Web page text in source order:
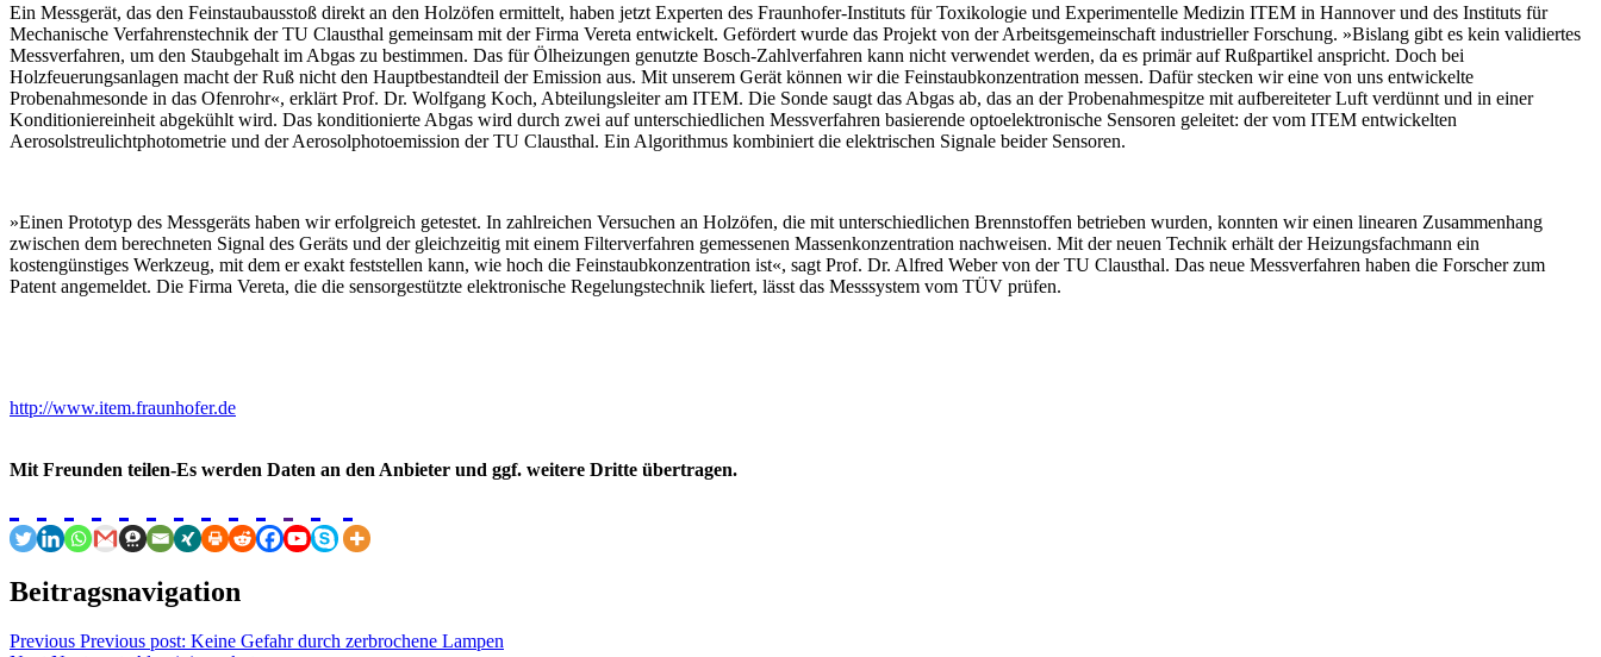
Ein Messgerät, das den Feinstaubausstoß direkt an den Holzöfen ermittelt, haben jetzt Experten des Fraunhofer-Instituts für Toxikologie und Experimentelle Medizin ITEM in Hannover und des Instituts für
Mechanische Verfahrenstechnik der TU Clausthal gemeinsam mit der Firma Vereta entwickelt. Gefördert wurde das Projekt von der Arbeitsgemeinschaft industrieller Forschung. »Bislang gibt es kein validiertes
Messverfahren, um den Staubgehalt im Abgas zu bestimmen. Das für Ölheizungen genutzte Bosch-Zahlverfahren kann nicht verwendet werden, da es primär auf Rußpartikel anspricht. Doch bei
Holzfeuerungsanlagen macht der Ruß nicht den Hauptbestandteil der Emission aus. Mit unserem Gerät können wir die Feinstaubkonzentration messen. Dafür stecken wir eine von uns entwickelte
Probenahmesonde in das Ofenrohr«, erklärt Prof. Dr. Wolfgang Koch, Abteilungsleiter am ITEM. Die Sonde saugt das Abgas ab, das an der Probenahmespitze mit aufbereiteter Luft verdünnt und in einer
Konditioniereinheit abgekühlt wird. Das konditionierte Abgas wird durch zwei auf unterschiedlichen Messverfahren basierende optoelektronische Sensoren geleitet: der vom ITEM entwickelten
Aerosolstreulichtphotometrie und der Aerosolphotoemission der TU Clausthal. Ein Algorithmus kombiniert die elektrischen Signale beider Sensoren.
»Einen Prototyp des Messgeräts haben wir erfolgreich getestet. In zahlreichen Versuchen an Holzöfen, die mit unterschiedlichen Brennstoffen betrieben wurden, konnten wir einen linearen Zusammenhang
zwischen dem berechneten Signal des Geräts und der gleichzeitig mit einem Filterverfahren gemessenen Massenkonzentration nachweisen. Mit der neuen Technik erhält der Heizungsfachmann ein
kostengünstiges Werkzeug, mit dem er exakt feststellen kann, wie hoch die Feinstaubkonzentration ist«, sagt Prof. Dr. Alfred Weber von der TU Clausthal. Das neue Messverfahren haben die Forscher zum
Patent angemeldet. Die Firma Vereta, die die sensorgestützte elektronische Regelungstechnik liefert, lässt das Messsystem vom TÜV prüfen.
http://www.item.fraunhofer.de
Mit Freunden teilen-Es werden Daten an den Anbieter und ggf. weitere Dritte übertragen.
Beitragsnavigation
Previous Previous post: Keine Gefahr durch zerbrochene Lampen